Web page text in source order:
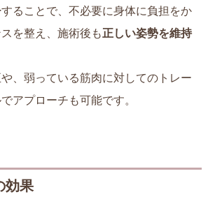
することで、不必要に身体に負担をか
を整え、施術後も正しい姿勢を維持
、弱っている筋肉に対してのトレー
アプローチも可能です。
効果